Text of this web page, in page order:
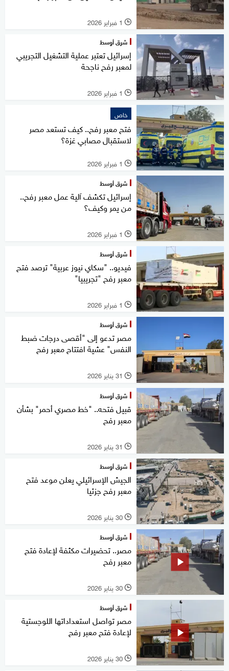
l 1 فبراير 2026
شرق أوسط
إسرائيل تعتبر عملية التشغيل التجريبي
لمعبر رفح ناجحة
l 1 فبراير 2026
خاص
فتح معبر رفح.. كيف تستعد مصر
لاستقبال مصابي غزة؟
l 1 فبراير 2026
شرق أوسط
إسرائيل تكشف آلية عمل معبر رفح..
من يمر وكيف؟
l 1 فبراير 2026
شرق أوسط
فيديو.. "سكاي نيوز عربية" ترصد فتح
معبر رفح "تجريبيا"
l 1 فبراير 2026
شرق أوسط
مصر تدعو إلى "أقصى درجات ضبط
النفس" عشية افتتاح معبر رفح
l 31 يناير 2026
شرق أوسط
قبيل فتحه.. "خط مصري أحمر" بشأن
معبر رفح
l 31 يناير 2026
شرق أوسط
الجيش الإسرائيلي يعلن موعد فتح
معبر رفح جزئيا
l 30 يناير 2026
شرق أوسط
مصر.. تحضيرات مكثفة لإعادة فتح
معبر رفح
l 30 يناير 2026
شرق أوسط
مصر تواصل استعداداتها اللوجستية
لإعادة فتح معبر رفح
l 30 يناير 2026